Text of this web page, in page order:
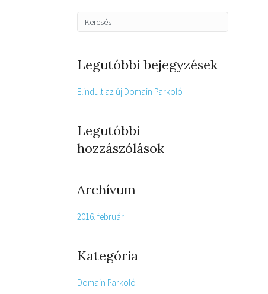
Legutóbbi bejegyzések
Elindult az új Domain Parkoló
Legutóbbi
hozzászólások
Archívum
2016. február
Kategória
Domain Parkoló